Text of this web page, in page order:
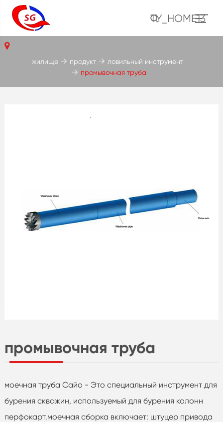
TY_HOME13
промывочная труба
моечная труба Сайо - Это специальный инструмент для
бурения скважин, используемый для бурения колонн
перфокарт.моечная сборка включает: штуцер привода
жилище продукт
ловильный инструмент
промывочная труба